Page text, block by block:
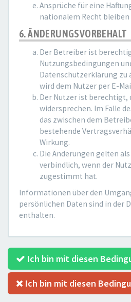
Ansprüche für eine
nationalem Recht
6. ÄNDERUNGSVORBEHALT
Der Betreiber ist
Nutzungsbedingungen
Datenschutzerklärung zu
wird dem Nutzer per E-
Der Nutzer ist berechtigt,
widersprechen. Im Falle
das zwischen dem
bestehende
Wirkung.
Die Änderungen gelten
verbindlich, wenn der
zugestimmt hat.
Informationen über den
persönlichen Daten sind in der
enthalten.
Ich bin mit diesen
Ich bin mit diesen